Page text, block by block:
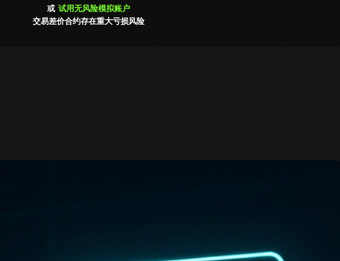
或 试用无风险模拟账户
交易差价合约存在重大亏损风险